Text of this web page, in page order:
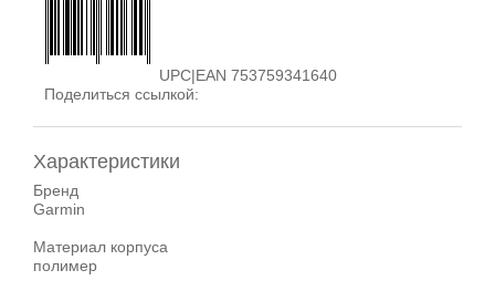
UPC|EAN 753759341640
Поделиться ссылкой:
Характеристики
Бренд
Garmin
Материал корпуса
полимер